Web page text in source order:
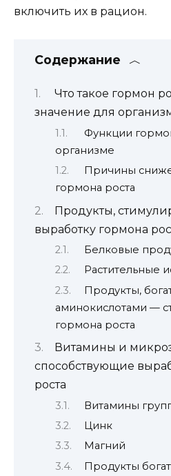
включить их в рацион.
Содержание
Что такое гормон
значение для
Функции
организме
Причины
гормона роста
Продукты,
выработку гормона
Белковые
Растительные
Продукты,
аминокислотами —
гормона роста
Витамины и
способствующие
роста
Витамины
Цинк
Магний
Продукты